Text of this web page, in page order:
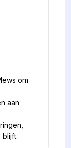
om
aan